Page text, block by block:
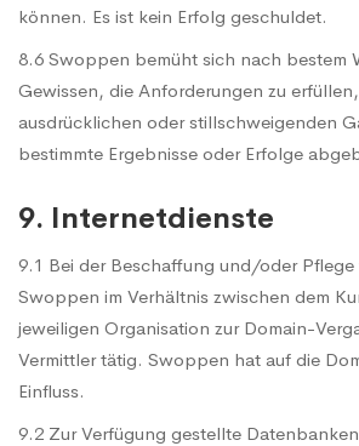
können. Es ist kein Erfolg geschuldet.
8.6 Swoppen bemüht sich nach bestem
Gewissen, die Anforderungen zu
ausdrücklichen oder stillschweigenden
bestimmte Ergebnisse oder Erfolge
9. Internetdienste
9.1 Bei der Beschaffung und/oder Pflege
Swoppen im Verhältnis zwischen dem
jeweiligen Organisation zur Domain-
Vermittler tätig. Swoppen hat auf die
Einfluss.
9.2 Zur Verfügung gestellte